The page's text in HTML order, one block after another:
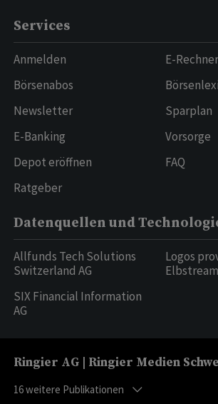
Services
Anmelden
Börsenabos
Newsletter
E-Banking
Depot eröffnen
Ratgeber
E-Rechner
Sparplan
Vorsorge
FAQ
Datenquellen und
Allfunds Tech Solutions
Switzerland AG
SIX Financial Information
AG
Logos
Elbstream
Ringier AG | Ringier Medien
16weitere Publikationen